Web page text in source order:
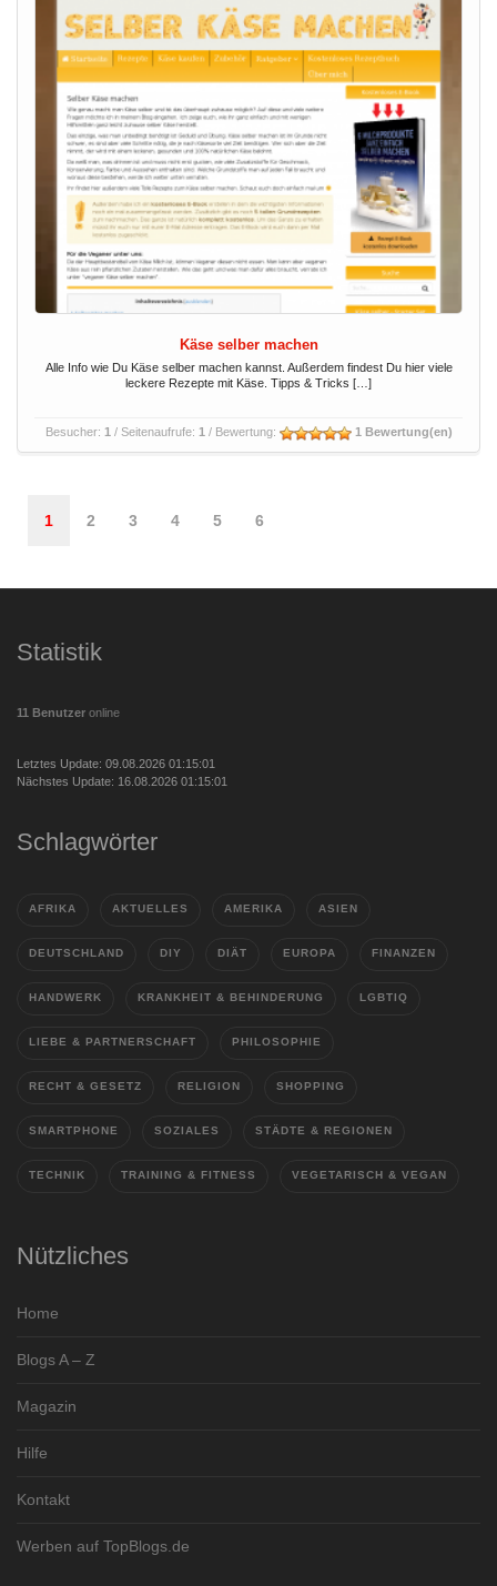
Käse selber machen
Alle Info wie Du Käse selber machen kannst. Außerdem findest Du hier viele
leckere Rezepte mit Käse. Tipps & Tricks […]
Besucher: 1 / Seitenaufrufe: 1 / Bewertung: 1 Bewertung(en)
1 2 3 4 5 6
Statistik
11 Benutzer online
Letztes Update: 09.08.2026 01:15:01
Nächstes Update: 16.08.2026 01:15:01
Schlagwörter
AFRIKA AKTUELLES AMERIKA ASIEN
DEUTSCHLAND DIY DIÄT EUROPA FINANZEN
HANDWERK KRANKHEIT & BEHINDERUNG LGBTIQ
LIEBE & PARTNERSCHAFT PHILOSOPHIE
RECHT & GESETZ RELIGION SHOPPING
SMARTPHONE SOZIALES STÄDTE & REGIONEN
TECHNIK TRAINING & FITNESS VEGETARISCH & VEGAN
Nützliches
Home
Blogs A – Z
Magazin
Hilfe
Kontakt
Werben auf TopBlogs.de